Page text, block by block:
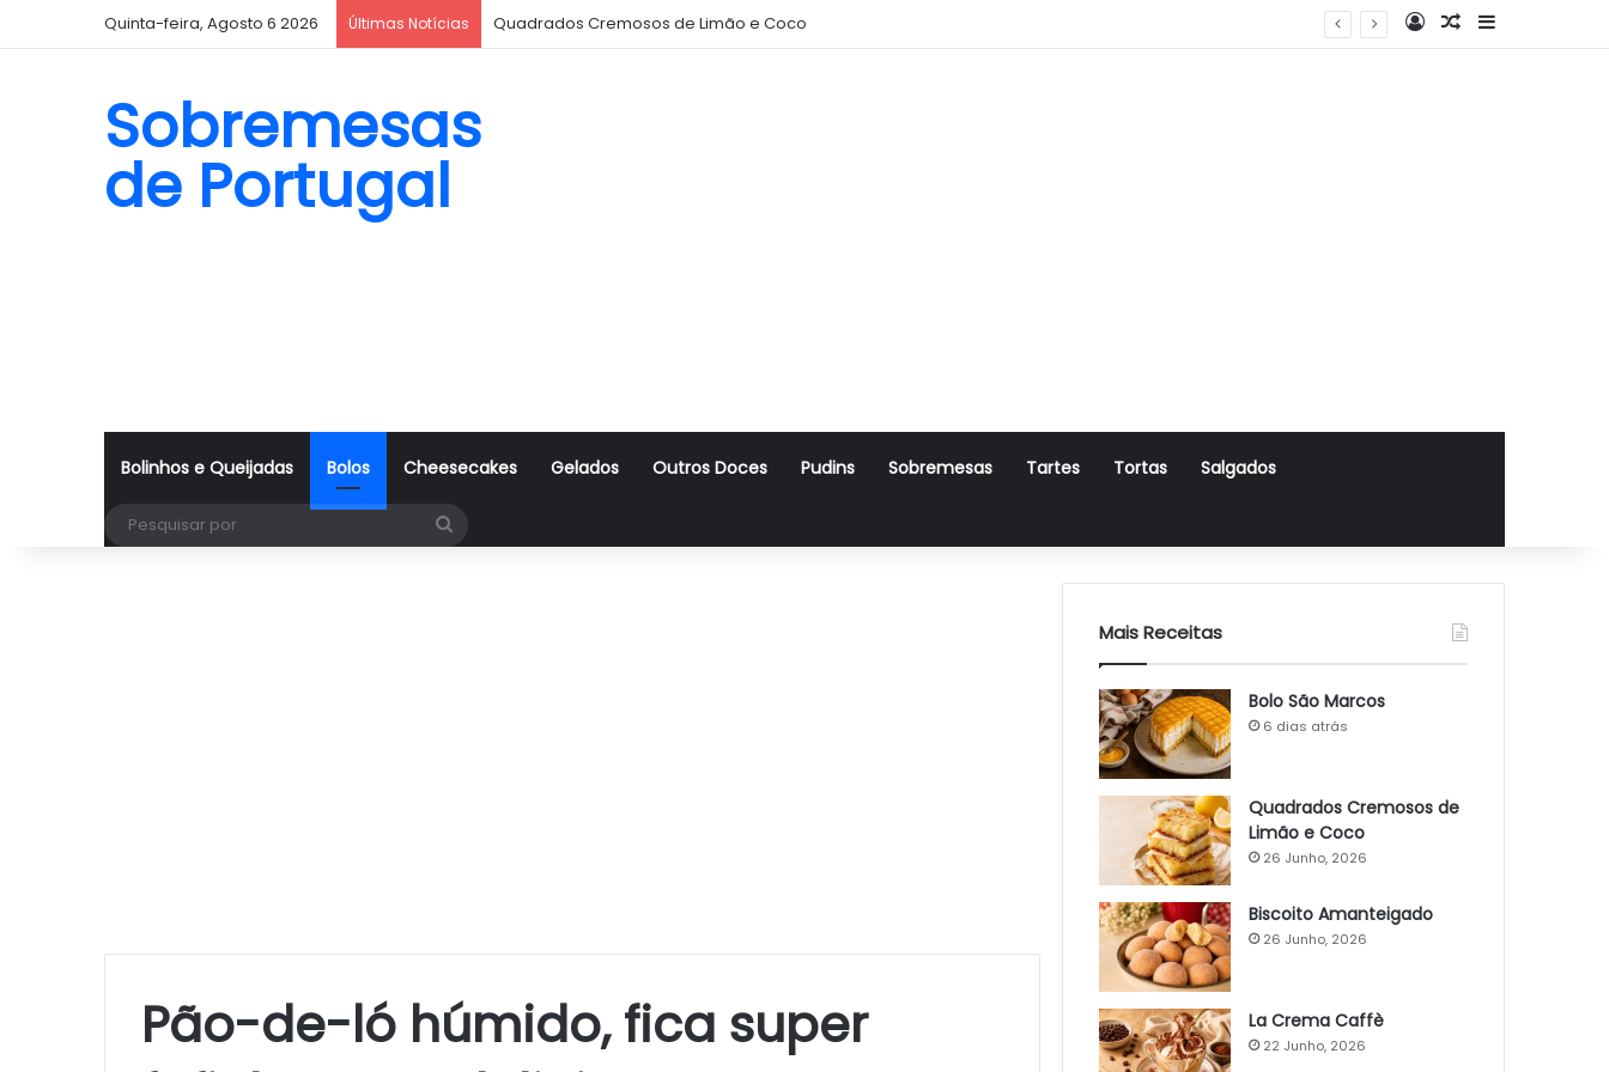
Quinta-feira, Agosto 6 2026 Últimas Notícias Quadrados Cremosos de Limão e Coco Log InArtigo Aleatório
Sidebar
Sobremesas
de Portugal
Bolinhos e Queijadas Bolos Cheesecakes Gelados Outros Doces Pudins Sobremesas Tartes Tortas Salgados
Pão-de-ló húmido, fica super
Mais Receitas
Bolo São Marcos
6 dias atrás
Quadrados Cremosos de
Limão e Coco
26 Junho, 2026
Biscoito Amanteigado
26 Junho, 2026
La Crema Caffè
22 Junho, 2026